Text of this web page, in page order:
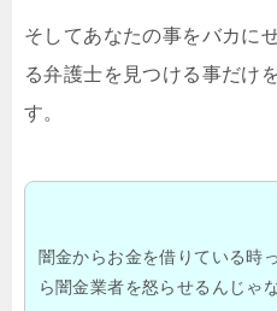
そしてあなたの事をバカに
る弁護士を見つける事だけ
す。
闇金からお金を借りている時
ら闇金業者を怒らせるんじゃ